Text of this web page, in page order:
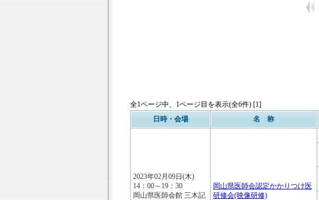
全1ページ中、1ページ目を表示(全6件) [1]
日時・会場
名 称
2023年02月09日(木)
14：00～19：30
岡山県医師会館 三木記
岡山県医師会認定かかりつけ医
研修会(映像研修)